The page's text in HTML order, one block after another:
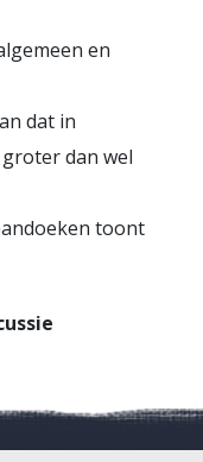
en
dat in
dan wel
toont